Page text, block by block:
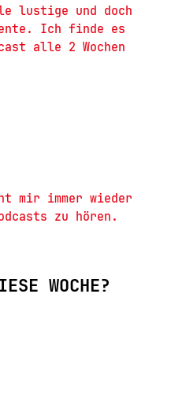
lustige und doch
Ich finde es
alle 2 Wochen
WOCHE?